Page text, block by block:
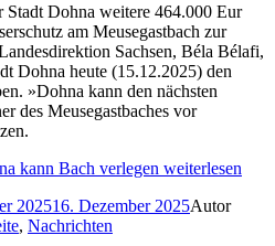
Stadt Dohna weitere 464.000 Eur
am Meusegastbach zur
Sachsen, Béla Bélafi,
Dohna heute (15.12.2025) den
»Dohna kann den nächsten
des Meusegastbaches vor
kann Bach verlegen weiterlesen
202516. Dezember 2025Autor
, Nachrichten